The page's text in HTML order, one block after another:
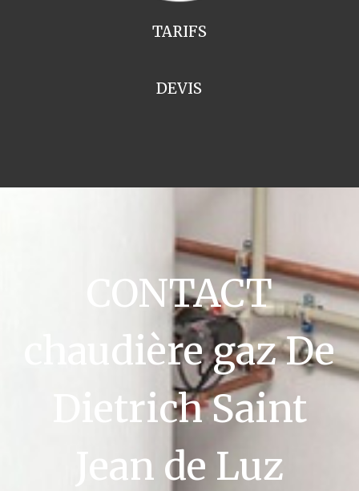
TARIFS
DEVIS
CONTACT
chaudière gaz De
Dietrich Saint
Jean de Luz